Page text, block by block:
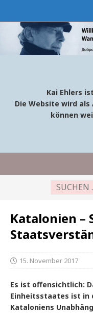
Kai Ehlers
Die Website wird
können
Katalonien –
15. November 2017
Es ist offensichtlich:
Einheitsstaates ist in
Kataloniens